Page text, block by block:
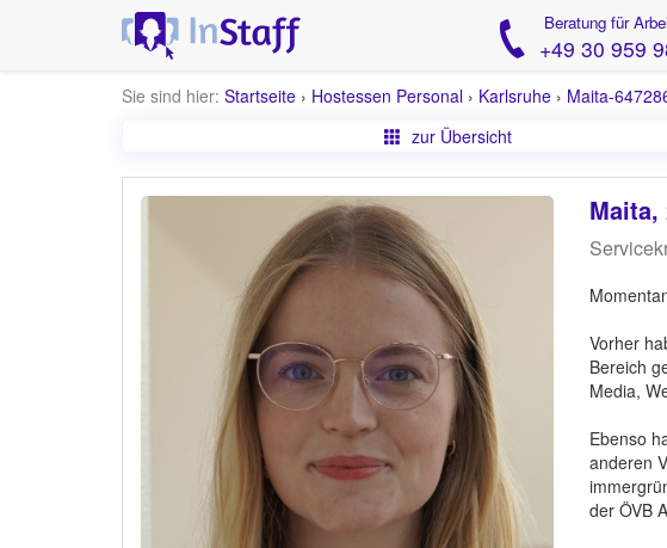
Beratung für
+49 30 959
Sie sind hier: Startseite › Hostessen Personal › Karlsruhe › Maita-
zur Übersicht
Maita,
Vorher
Bereich
Media,
Ebenso
anderen
der ÖVB